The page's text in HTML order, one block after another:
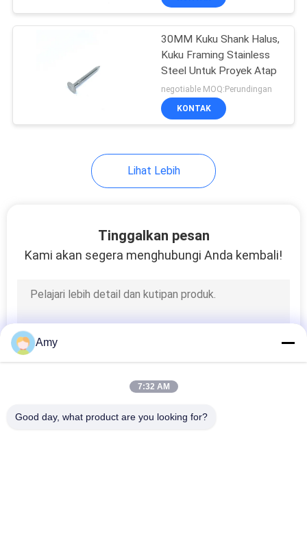
Kuku Shank Halus
Kuku Kumparan
Stainless Steel
Kuku Susun Plastik
30MM Kuku Shank Halus,
Kuku Framing Stainless
Steel Untuk Proyek Atap
negotiable MOQ:Perundingan
KONTAK
Lihat Lebih
Tinggalkan pesan
Kami akan segera menghubungi Anda kembali!
Amy
7:32 AM
Good day, what product are you looking for?